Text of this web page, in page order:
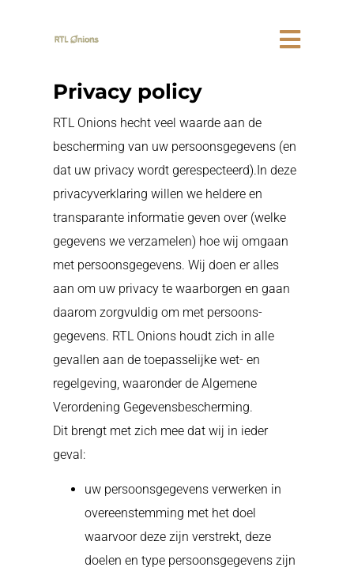
Privacy policy
RTL Onions hecht veel waarde aan de
bescherming van uw persoonsgegevens (en
dat uw privacy wordt gerespecteerd).In deze
privacyverklaring willen we heldere en
transparante informatie geven over (welke
gegevens we verzamelen) hoe wij omgaan
met persoonsgegevens. Wij doen er alles
aan om uw privacy te waarborgen en gaan
daarom zorgvuldig om met persoons-
gegevens. RTL Onions houdt zich in alle
gevallen aan de toepasselijke wet- en
regelgeving, waaronder de Algemene
Verordening Gegevensbescherming.
Dit brengt met zich mee dat wij in ieder
geval:
uw persoonsgegevens verwerken in
overeenstemming met het doel
waarvoor deze zijn verstrekt, deze
doelen en type persoonsgegevens zijn